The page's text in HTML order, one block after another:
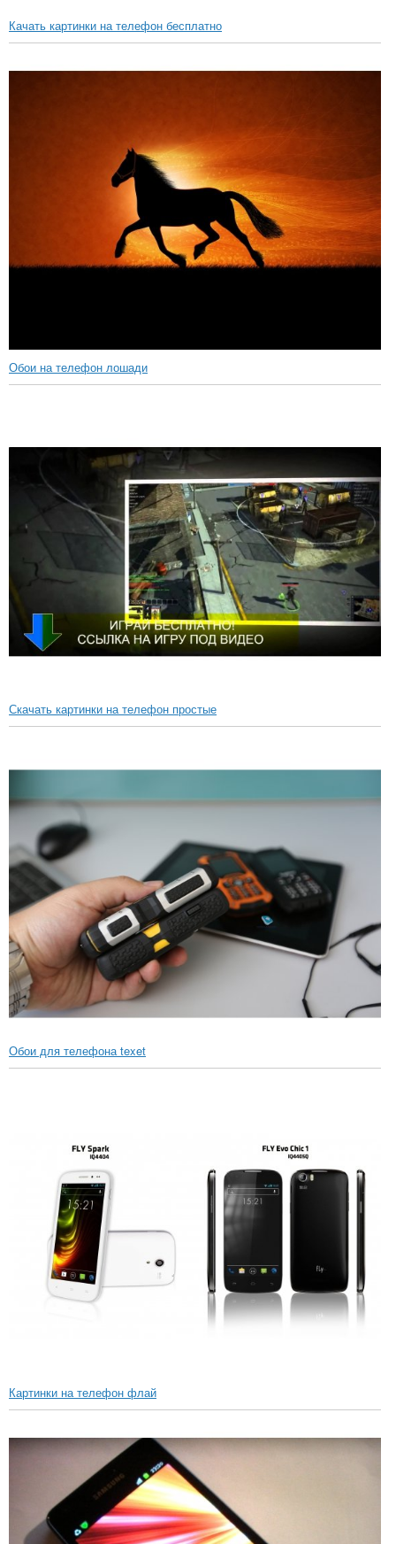
Качать картинки на телефон бесплатно
Обои на телефон лошади
Скачать картинки на телефон простые
Обои для телефона texet
Картинки на телефон флай